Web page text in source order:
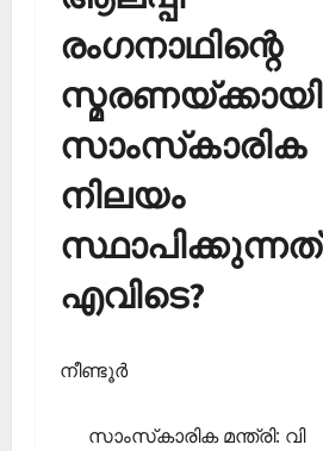
രംഗനാഥിന്റെ
സ്മരണയ്ക്കായി
സാംസ്‌കാരിക
നിലയം
സ്ഥാപിക്കുന്നത്
എവിടെ?
നീണ്ടൂര്‍
സാംസ്‌കാരിക മന്ത്രി: വി